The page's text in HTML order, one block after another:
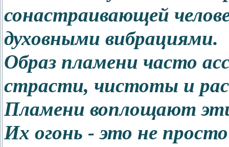
сонастраивающей
духовными вибрациями.
Образ пламени часто
страсти, чистоты и
Пламени воплощают
Их огонь - это не